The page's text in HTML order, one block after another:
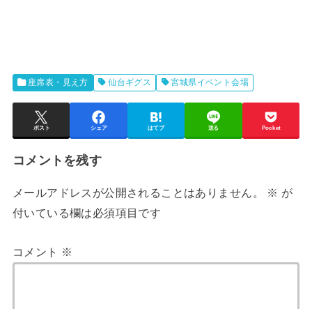
座席表・見え方 仙台ギグス 宮城県イベント会場
ポスト シェア はてブ 送る Pocket
コメントを残す
メールアドレスが公開されることはありません。 ※ が
付いている欄は必須項目です
コメント ※